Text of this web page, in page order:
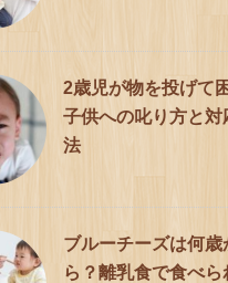
2歳児が物を投げて
子供への叱り方と対
法
ブルーチーズは何歳
ら？離乳食で食べら